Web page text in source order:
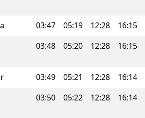
03:47 05:19 12:28 16:15
03:48 05:20 12:28 16:15
03:49 05:21 12:28 16:14
03:50 05:22 12:28 16:14